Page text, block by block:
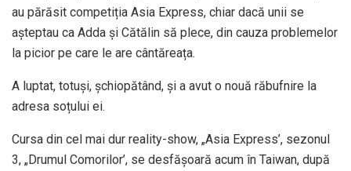
au părăsit competiția Asia Express, chiar dacă unii se
așteptau ca Adda și Cătălin să plece, din cauza problemelor
la picior pe care le are cântăreața.
A luptat, totuși, șchiopătând, și a avut o nouă răbufnire la
adresa soțului ei.
Cursa din cel mai dur reality-show, „Asia Express’, sezonul
3, „Drumul Comorilor’, se desfășoară acum în Taiwan, după